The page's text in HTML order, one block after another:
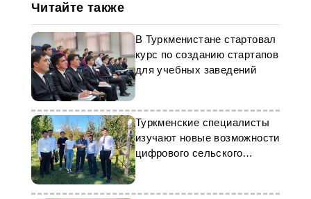
Читайте также
В Туркменистане стартовал
курс по созданию стартапов
для учебных заведений
Туркменские специалисты
изучают новые возможности
цифрового сельского
хозяйства